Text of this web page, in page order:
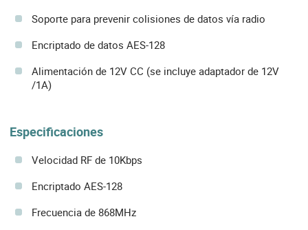
Soporte para prevenir colisiones de datos vía radio
Encriptado de datos AES-128
Alimentación de 12V CC (se incluye adaptador de 12V
/1A)
Especificaciones
Velocidad RF de 10Kbps
Encriptado AES-128
Frecuencia de 868MHz